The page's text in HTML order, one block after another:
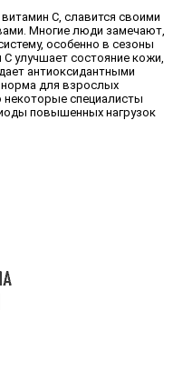
C, славится своими
Многие люди замечают,
особенно в сезоны
улучшает состояние кожи,
антиоксидантными
норма для взрослых
некоторые специалисты
повышенных нагрузок